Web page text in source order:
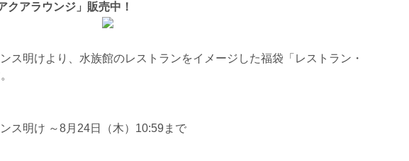
クアラウンジ」販売中！
ス明けより、水族館のレストランをイメージした福袋「レストラン・
ス明け ～8月24日（木）10:59まで